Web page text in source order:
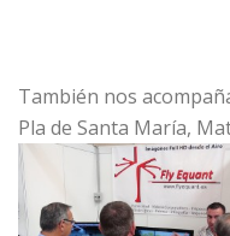
También nos
Pla de Santa María,